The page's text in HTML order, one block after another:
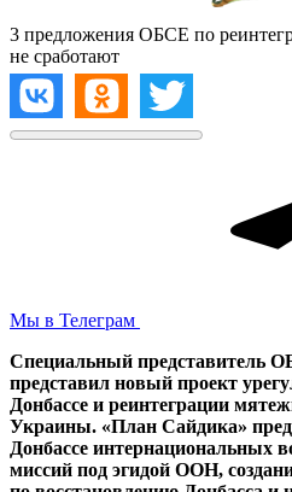
3 предложения ОБСЕ по
не сработают
Мы в Телеграм
Специальный представитель
представил новый проект
Донбассе и реинтеграции
Украины. «План Сайдика»
Донбассе интернациональных
миссий под эгидой ООН,